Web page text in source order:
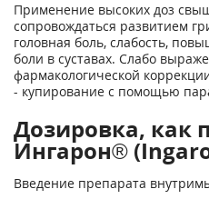
Применение высоких доз
сопровождаться развитием
головная боль, слабость,
боли в суставах. Слабо
фармакологической
- купирование с помощью
Дозировка, как
Ингарон®
Введение препарата